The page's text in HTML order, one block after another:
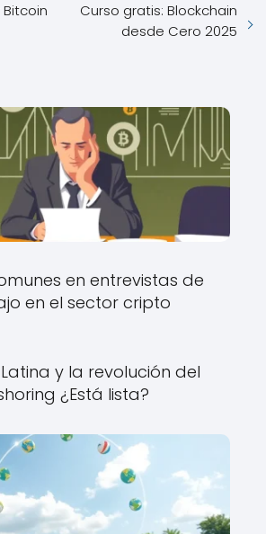
Curso gratis: Blockchain
desde Cero 2025
en entrevistas de
en el sector cripto
y la revolución del
¿Está lista?